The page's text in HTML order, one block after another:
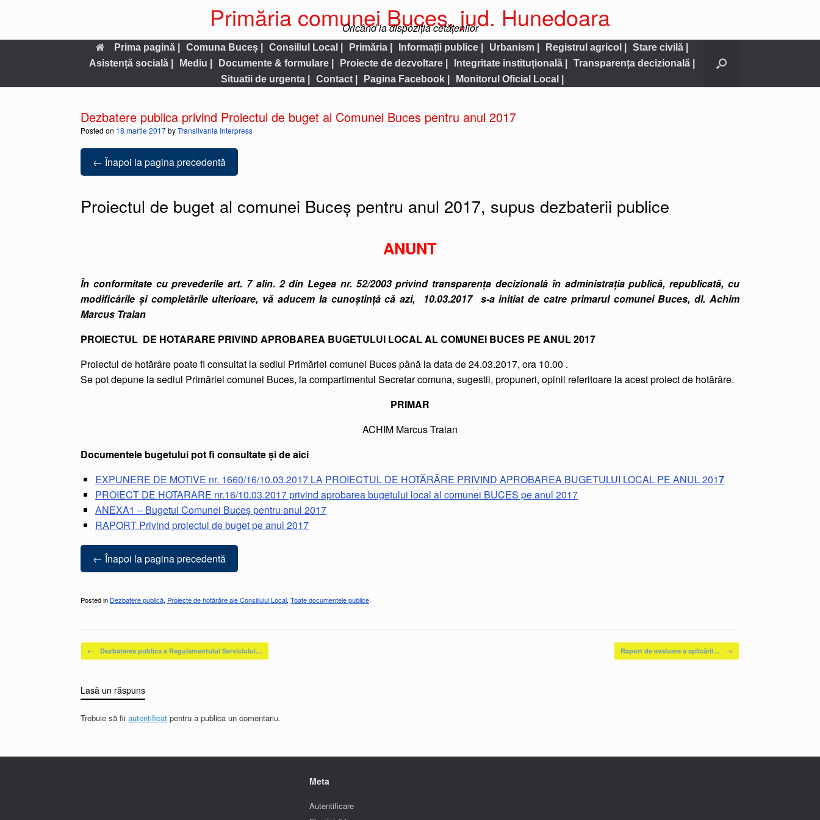
Primăria comunei Buces, jud. Hunedoara
Oricând la dispoziția cetățenilor
Prima pagină | Comuna Buceș | Consiliul Local | Primăria | Informații publice | Urbanism | Registrul agricol |
Stare civilă |
Asistență socială |
Mediu | Documente & formulare | Proiecte de dezvoltare | Integritate instituțională |
Transparența decizională |
Situatii de urgenta |
Contact | Pagina Facebook | Monitorul Oficial Local |
Dezbatere publica privind Proiectul de buget al Comunei Buces pentru anul 2017
Posted on 18 martie 2017byTransilvania Interpress
← Înapoi la pagina precedentă
Proiectul de buget al comunei Buceș pentru anul 2017, supus dezbaterii publice
ANUNT
În conformitate cu prevederile art. 7 alin. 2 din Legea nr. 52/2003 privind transparenţa decizională în administraţia publică, republicată, cu
modificările şi completările ulterioare, vă aducem la cunoştinţă că azi, 10.03.2017 s-a initiat de catre primarul comunei Buces, dl. Achim
Marcus Traian
PROIECTUL DE HOTARARE PRIVIND APROBAREA BUGETULUI LOCAL AL COMUNEI BUCES PE ANUL 2017
Proiectul de hotărâre poate fi consultat la sediul Primăriei comunei Buces până la data de 24.03.2017, ora 10.00 .
Se pot depune la sediul Primăriei comunei Buces, la compartimentul Secretar comuna, sugestii, propuneri, opinii referitoare la acest proiect de hotărâre.
PRIMAR
ACHIM Marcus Traian
Documentele bugetului pot fi consultate și de aici
EXPUNERE DE MOTIVE nr. 1660/16/10.03.2017 LA PROIECTUL DE HOTĂRÂRE PRIVIND APROBAREA BUGETULUI LOCAL PE ANUL 2017
PROIECT DE HOTARARE nr.16/10.03.2017 privind aprobarea bugetului local al comunei BUCES pe anul 2017
ANEXA1 – Bugetul Comunei Buceș pentru anul 2017
RAPORT Privind proiectul de buget pe anul 2017
← Înapoi la pagina precedentă
Posted in Dezbatere publică, Proiecte de hotărâre ale Consiliului Local, Toate documentele publice.
Post navigation
← Dezbaterea publica a Regulamentului Serviciului… Raport de evaluare a aplicării… →
Lasă un răspuns
Trebuie să fii autentificat pentru a publica un comentariu.
Meta
Autentificare